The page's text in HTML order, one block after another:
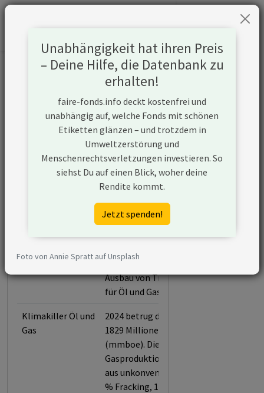
Informationen zum Unternehmen
Exxon Mobil Corporation
https://corporate.exxonmobil.com
Konflikte
Exxon Mobil Corporation ist ein
Unternehmen aus den USA, das in
der Öl- und Gasförderung aktiv ist
und unkonventionelle
plant Exxon Mobil Corporation den
Ausbau von Transportinfrastruktur
für Öl und Gas.
Klimakiller Öl und
Gas
2024 betrug die Förderleistung
1829 Millionen Barrel Öläquivalent
(mmboe). Die Öl- und
Gasproduktion stammt zu 53 %
aus unkonventionellen Quellen (33
% Fracking, 10,2 % Ölsande, 7,6 %
Unabhängigkeit hat ihren Preis
– Deine Hilfe, die Datenbank zu
erhalten!
faire-fonds.info deckt kostenfrei und
unabhängig auf, welche Fonds mit schönen
Etiketten glänzen – und trotzdem in
Umweltzerstörung und
Menschenrechtsverletzungen investieren. So
siehst Du auf einen Blick, woher deine
Rendite kommt.
Jetzt spenden!
Foto von Annie Spratt auf Unsplash